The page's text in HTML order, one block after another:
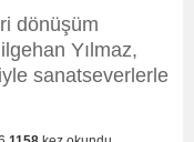
dönüşüm
Yılmaz,
sanatseverlerle